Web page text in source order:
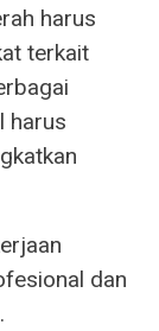
harus
terkait
harus
dan